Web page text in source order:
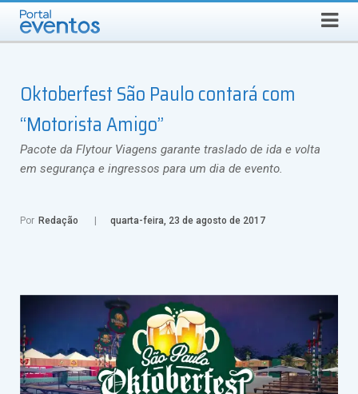
SEXTA-FEIRA, 7 DE AGOSTO DE 2026 Busca
Oktoberfest São Paulo contará com
“Motorista Amigo”
Pacote da Flytour Viagens garante traslado de ida e volta
em segurança e ingressos para um dia de evento.
Por Redação quarta-feira, 23 de agosto de 2017